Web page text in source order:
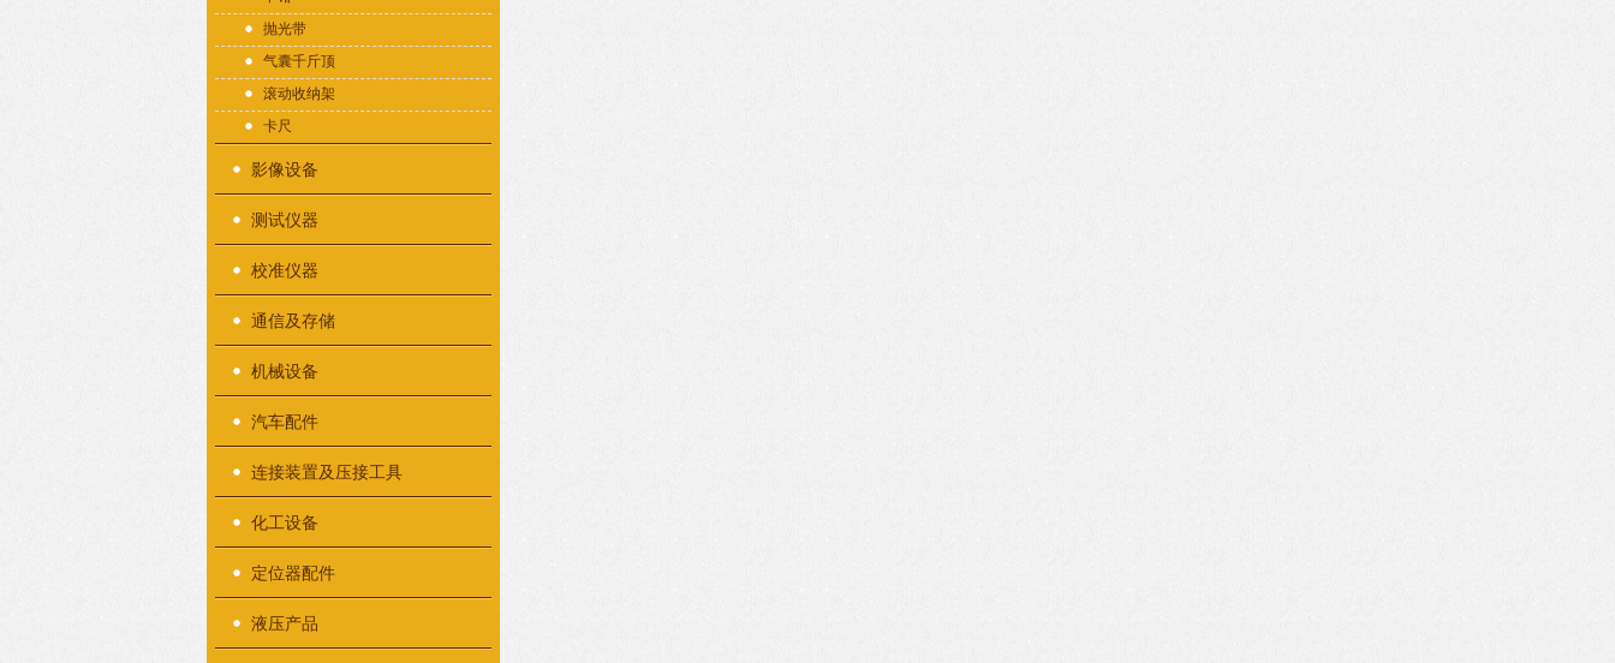
抛光带
气囊千斤顶
滚动收纳架
卡尺
影像设备
测试仪器
校准仪器
通信及存储
机械设备
汽车配件
连接装置及压接工具
化工设备
定位器配件
液压产品